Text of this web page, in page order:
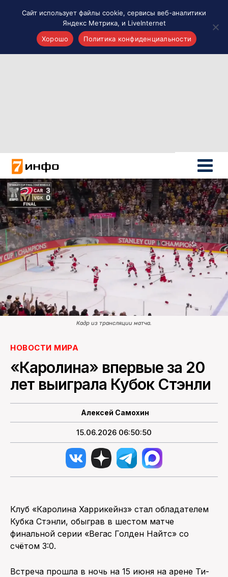
Новости России
Политика
Новости мира
Все материалы 7инфо
О НАС
ПОИСК ПО САЙТУ
Кадр из трансляции матча.
НОВОСТИ МИРА
«Каролина» впервые за 20
лет выиграла Кубок Стэнли
Алексей Самохин
15.06.2026 06:50:50
Клуб «Каролина Харрикейнз» стал обладателем
Кубка Стэнли, обыграв в шестом матче
финальной серии «Вегас Голден Найтс» со
счётом 3:0.
Встреча прошла в ночь на 15 июня на арене Ти-
Сайт использует файлы cookie, сервисы веб-аналитики
Яндекс Метрика, и LiveInternet
Хорошо
Политика конфиденциальности